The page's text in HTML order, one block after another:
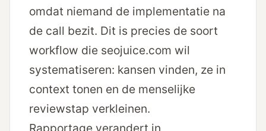
omdat niemand de implementatie na
de call bezit. Dit is precies de soort
workflow die seojuice.com wil
systematiseren: kansen vinden, ze in
context tonen en de menselijke
reviewstap verkleinen.